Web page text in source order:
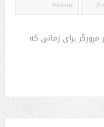
برای زمانی که